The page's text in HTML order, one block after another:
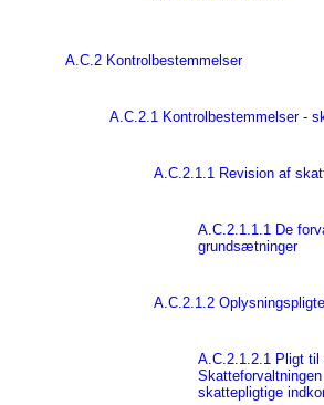
A.C.2 Kontrolbestemmelser
A.C.2.1 Kontrolbestemmelser -
A.C.2.1.1 Revision af
A.C.2.1.1.1 De
grundsætninger
A.C.2.1.2
A.C.2.1.2.1 Pligt til
skattepligtige